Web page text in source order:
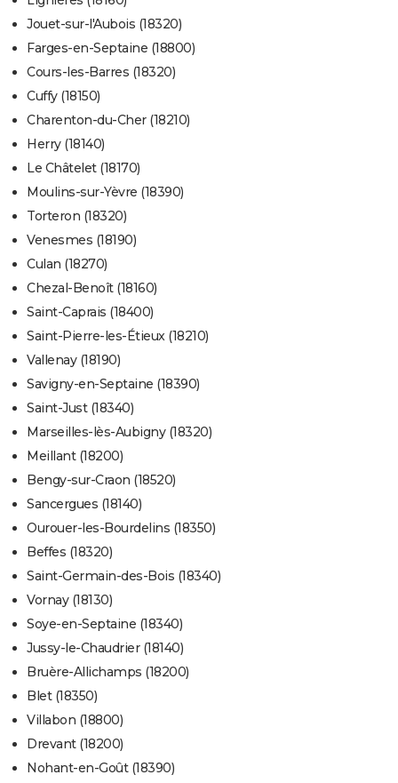
Jouet-sur-l'Aubois (18320)
Farges-en-Septaine (18800)
Cours-les-Barres (18320)
Cuffy (18150)
Charenton-du-Cher (18210)
Herry (18140)
Le Châtelet (18170)
Moulins-sur-Yèvre (18390)
Torteron (18320)
Venesmes (18190)
Culan (18270)
Chezal-Benoît (18160)
Saint-Caprais (18400)
Saint-Pierre-les-Étieux (18210)
Vallenay (18190)
Savigny-en-Septaine (18390)
Saint-Just (18340)
Marseilles-lès-Aubigny (18320)
Meillant (18200)
Bengy-sur-Craon (18520)
Sancergues (18140)
Ourouer-les-Bourdelins (18350)
Beffes (18320)
Saint-Germain-des-Bois (18340)
Vornay (18130)
Soye-en-Septaine (18340)
Jussy-le-Chaudrier (18140)
Bruère-Allichamps (18200)
Blet (18350)
Villabon (18800)
Drevant (18200)
Nohant-en-Goût (18390)